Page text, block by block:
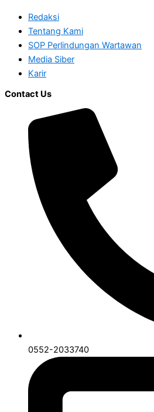
Redaksi
Tentang Kami
SOP Perlindungan Wartawan
Media Siber
Karir
Contact Us
0552-2033740